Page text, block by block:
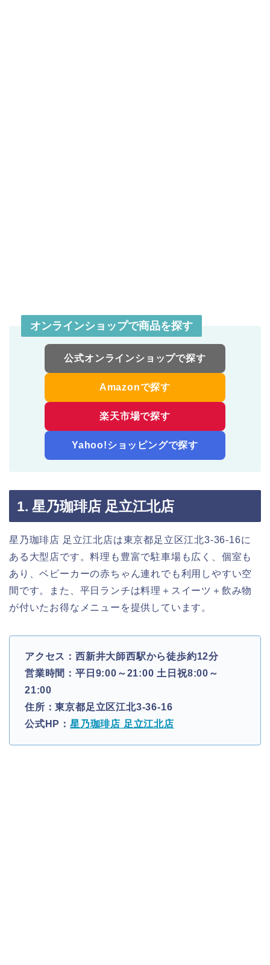
オンラインショップで商品を探す
公式オンラインショップで探す
Amazonで探す
楽天市場で探す
Yahoo!ショッピングで探す
1. 星乃珈琲店 足立江北店
星乃珈琲店 足立江北店は東京都足立区江北3-36-16に
ある大型店です。料理も豊富で駐車場も広く、個室も
あり、ベビーカーの赤ちゃん連れでも利用しやすい空
間です。また、平日ランチは料理＋スイーツ＋飲み物
が付いたお得なメニューを提供しています。
アクセス：西新井大師西駅から徒歩約12分
営業時間：平日9:00～21:00 土日祝8:00～
21:00
住所：東京都足立区江北3-36-16
公式HP： 星乃珈琲店 足立江北店